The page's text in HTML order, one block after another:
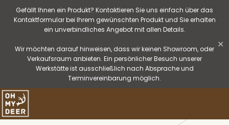
Gefällt Ihnen ein Produkt? Kontaktieren Sie uns einfach über das
Kontaktformular bei Ihrem gewünschten Produkt und Sie erhalten
ein unverbindliches Angebot mit allen Details.
Wir möchten darauf hinweisen, dass wir keinen Showroom, oder
Verkaufsraum anbieten. Ein persönlicher Besuch unserer
Werkstätte ist ausschließlich nach Absprache und
Terminvereinbarung möglich.
✕